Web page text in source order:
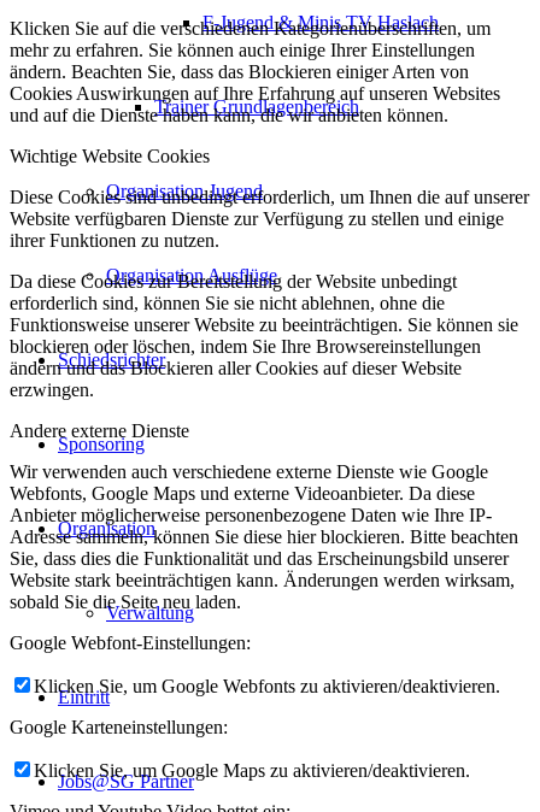
F-Jugend & Minis TV Haslach
Trainer Grundlagenbereich
Organisation Jugend
Organisation Ausflüge
Schiedsrichter
Sponsoring
Organisation
Verwaltung
Eintritt
Jobs@SG Partner
Klicken Sie auf die verschiedenen Kategorienüberschriften, um
mehr zu erfahren. Sie können auch einige Ihrer Einstellungen
ändern. Beachten Sie, dass das Blockieren einiger Arten von
Cookies Auswirkungen auf Ihre Erfahrung auf unseren Websites
und auf die Dienste haben kann, die wir anbieten können.
Wichtige Website Cookies
Diese Cookies sind unbedingt erforderlich, um Ihnen die auf unserer
Website verfügbaren Dienste zur Verfügung zu stellen und einige
ihrer Funktionen zu nutzen.
Da diese Cookies zur Bereitstellung der Website unbedingt
erforderlich sind, können Sie sie nicht ablehnen, ohne die
Funktionsweise unserer Website zu beeinträchtigen. Sie können sie
blockieren oder löschen, indem Sie Ihre Browsereinstellungen
ändern und das Blockieren aller Cookies auf dieser Website
erzwingen.
Andere externe Dienste
Wir verwenden auch verschiedene externe Dienste wie Google
Webfonts, Google Maps und externe Videoanbieter. Da diese
Anbieter möglicherweise personenbezogene Daten wie Ihre IP-
Adresse sammeln, können Sie diese hier blockieren. Bitte beachten
Sie, dass dies die Funktionalität und das Erscheinungsbild unserer
Website stark beeinträchtigen kann. Änderungen werden wirksam,
sobald Sie die Seite neu laden.
Google Webfont-Einstellungen:
Klicken Sie, um Google Webfonts zu aktivieren/deaktivieren.
Google Karteneinstellungen:
Klicken Sie, um Google Maps zu aktivieren/deaktivieren.